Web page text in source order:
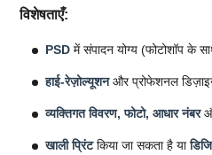
विशेषताएँ:
PSD में संपादन योग्य (फोटोशॉप के
हाई-रेज़ोल्यूशनऔर प्रोफेशनल
व्यक्तिगत विवरण, फोटो, आधार नंबर
खाली प्रिंटकिया जा सकता है या